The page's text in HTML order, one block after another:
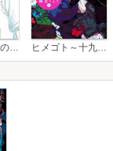
恋は雨上がりのように ヒメゴト～十九歳の制服～